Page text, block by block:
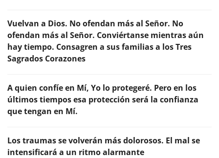
Vuelvan a Dios. No ofendan más al Señor. No
ofendan más al Señor. Conviértanse mientras aún
hay tiempo. Consagren a sus familias a los Tres
Sagrados Corazones
A quien confíe en Mí, Yo lo protegeré. Pero en los
últimos tiempos esa protección será la confianza
que tengan en Mí.
Los traumas se volverán más dolorosos. El mal se
intensificará a un ritmo alarmante